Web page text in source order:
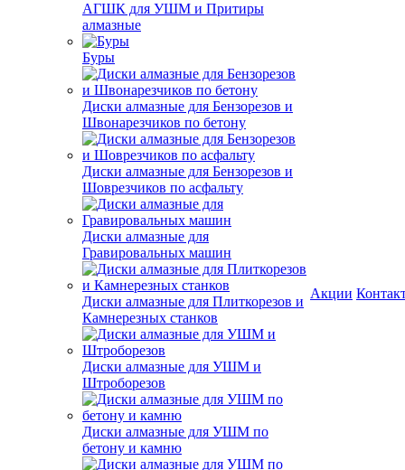
АГШК для УШМ и Притиры
алмазные
Буры
Диски алмазные для Бензорезов и
Швонарезчиков по бетону
Диски алмазные для Бензорезов и
Шоврезчиков по асфальту
Диски алмазные для
Гравировальных машин
Диски алмазные для Плиткорезов и
Камнерезных станков
Диски алмазные для УШМ и
Штроборезов
Диски алмазные для УШМ по
бетону и камню
Акции